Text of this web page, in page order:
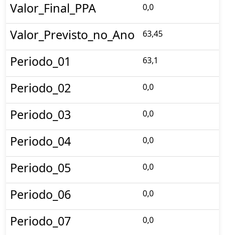
Valor_Final_PPA 0,0
Valor_Previsto_no_Ano 63,45
Periodo_01 63,1
Periodo_02 0,0
Periodo_03 0,0
Periodo_04 0,0
Periodo_05 0,0
Periodo_06 0,0
Periodo_07 0,0